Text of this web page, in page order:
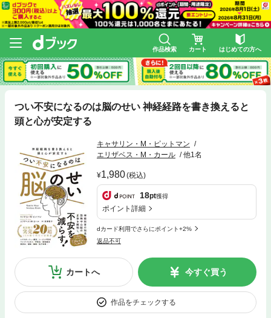
作品検索 カート はじめての方へ
つい不安になるのは脳のせい 神経経路を書き換えると
頭と心が安定する
キャサリン・M・ピットマン
エリザベス・M・カール
他1名
1,980(税込)
18pt獲得
ポイント詳細
dカード利用でさらにポイント+2%
返品不可
カートへ 今すぐ買う
作品をチェックする